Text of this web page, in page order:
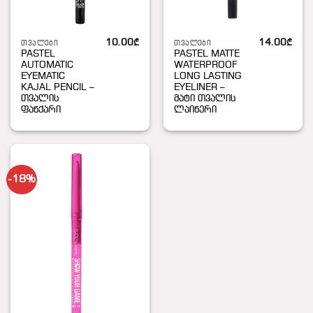
ᲗᲕᲐᲚᲔᲑᲘ
PASTEL
AUTOMATIC
EYEMATIC
KAJAL PENCIL –
თვალის
ფანქარი
10.00₾ ᲗᲕᲐᲚᲔᲑᲘ
PASTEL MATTE
WATERPROOF
LONG LASTING
EYELINER –
მატი თვალის
ლაინერი
14.00₾
-18%